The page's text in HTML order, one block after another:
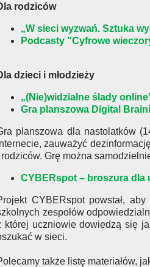
rodziców
„W sieci wyzwań. Sztuka
Podcasty "Cyfrowe
dzieci i młodzieży
„(Nie)widzialne ślady
Gra planszowa Digital
planszowa dla nastolatków
zauważyć
rodziców. Grę można
CYBERspot – broszura dla
CYBERspot powstał,
zespołów
której uczniowie dowiedzą się
w sieci.
także listę materiałów,